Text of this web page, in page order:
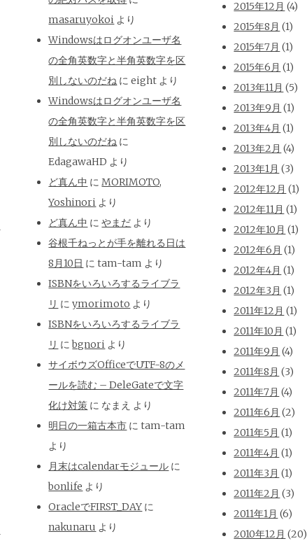
masaruyokoi より
Windowsはログオンユーザ名
の全角英数字と半角英数字を区
別しないのだね にeight より
Windowsはログオンユーザ名
の全角英数字と半角英数字を区
別しないのだね に
EdagawaHD より
ど真ん中 にMORIMOTO,
Yoshinori より
ど真ん中 にやまだ より
谷根千ねっとが手を離れる日は
8月10日 にtam-tam より
ISBNをいろいろするライブラ
リ にymorimoto より
ISBNをいろいろするライブラ
リ にbgnori より
サイボウズOfficeでUTF-8のメ
ールを読む – DeleGateで文字
化け対策 に なまえ より
明日の一箱古本市 にtam-tam
より
月末はcalendarモジュール に
bonlife より
OracleでFIRST_DAY に
nakunaru より
2015年12月 (4)
2015年8月 (1)
2015年7月 (1)
2015年6月 (1)
2013年11月 (5)
2013年9月 (1)
2013年4月 (1)
2013年2月 (4)
2013年1月 (3)
2012年12月 (1)
2012年11月 (1)
2012年10月 (1)
2012年6月 (1)
2012年4月 (1)
2012年3月 (1)
2011年12月 (1)
2011年10月 (1)
2011年9月 (4)
2011年8月 (3)
2011年7月 (4)
2011年6月 (2)
2011年5月 (1)
2011年4月 (1)
2011年3月 (1)
2011年2月 (3)
2011年1月 (6)
2010年12月 (20)